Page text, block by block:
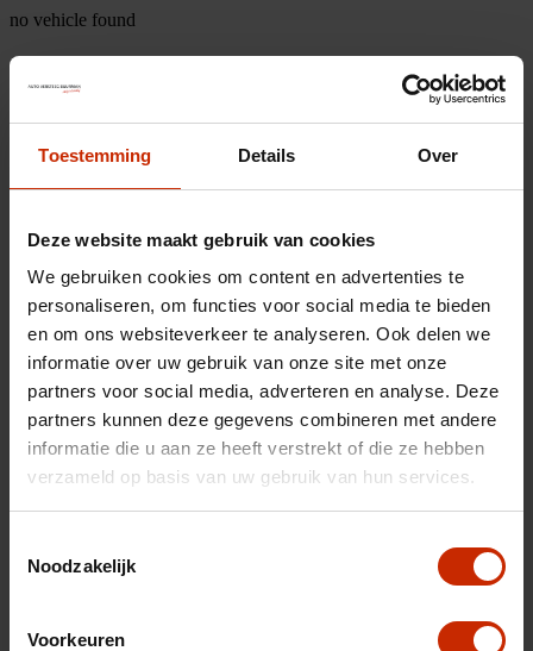
Toestemming Details Over
Deze website maakt gebruik van cookies
We gebruiken cookies om content en advertenties te
personaliseren, om functies voor social media te bieden
en om ons websiteverkeer te analyseren. Ook delen we
informatie over uw gebruik van onze site met onze
partners voor social media, adverteren en analyse. Deze
partners kunnen deze gegevens combineren met andere
informatie die u aan ze heeft verstrekt of die ze hebben
verzameld op basis van uw gebruik van hun services.
Noodzakelijk
Voorkeuren
no vehicle found